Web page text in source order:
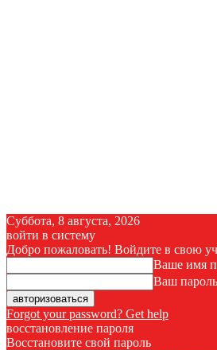
Суббота, 8 августа, 2026
войти в систему
Добро пожаловать! Войдите в свою
Ваше имя
Ваш пароль
Forgot your password? Get help
восстановление пароля
Восстановите свой пароль